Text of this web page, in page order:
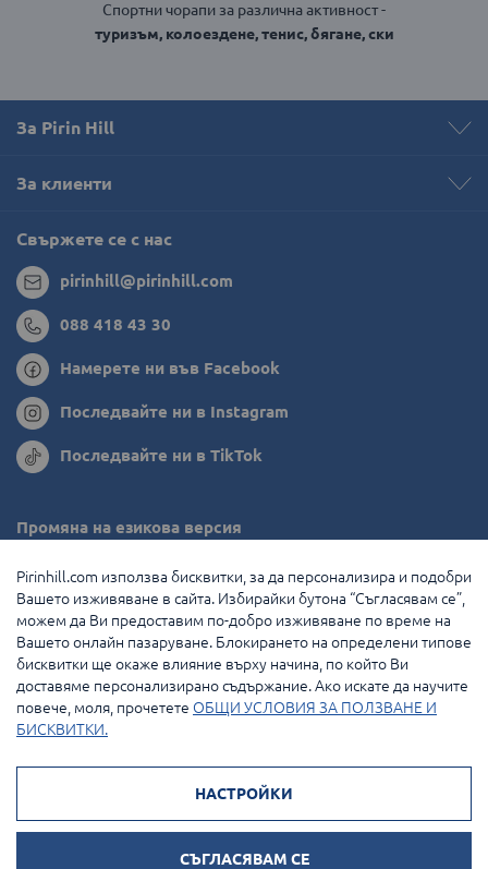
Спортни чорапи за различна активност -
туризъм, колоездене, тенис, бягане, ски
За Pirin Hill
За клиенти
Свържете се с нас
pirinhill@pirinhill.com
088 418 43 30
Намерете ни във Facebook
Последвайте ни в Instagram
Последвайте ни в TikTok
Промяна на езикова версия
Румъния
Гърция
Нидерландия
Франция
Начини на плащане:
Pirinhill.com използва бисквитки, за да персонализира и подобри
Вашето изживяване в сайта. Избирайки бутона “Съгласявам се”,
можем да Ви предоставим по-добро изживяване по време на
Вашето онлайн пазаруване. Блокирането на определени типове
бисквитки ще окаже влияние върху начина, по който Ви
доставяме персонализирано съдържание. Ако искате да научите
повече, моля, прочетете ОБЩИ УСЛОВИЯ ЗА ПОЛЗВАНЕ И
БИСКВИТКИ.
СЪГЛАСЯВАМ СЕ
НАСТРОЙКИ